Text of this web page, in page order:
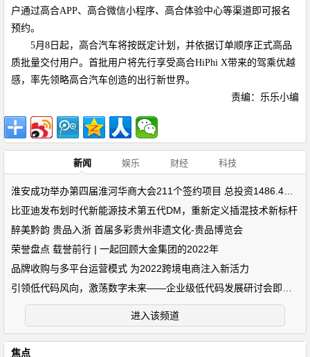
户通过高合APP、高合微信小程序、高合体验中心等渠道即可报名
预约。
5月 8 日起，高合汽车将按既定计划，并依据订单顺序正式高品
质批量交付用户。首批用户将先行享受高合HiPhi X带来的驾乘优越
感，率先领略高合汽车创造的出行新世界。
责编：乐乐小编
新闻 娱乐 财经 科技
淮安成功举办第四届淮河华商大会211个签约项目 总投资1486.4亿元
比亚迪发布划时代新能源技术第五代DM，重新定义插混技术新标杆
醉美黔韵 贵品入浙 首届多彩贵州非遗文化-贵品博览会
荣誉盘点 载誉前行 | 一起回顾大金集团的2022年
品牌收购与多平台运营模式 为2022跨境电商注入新活力
引领低代码风向，激荡数字未来——企业级低代码发展研讨会即将开
进入该频道
焦点